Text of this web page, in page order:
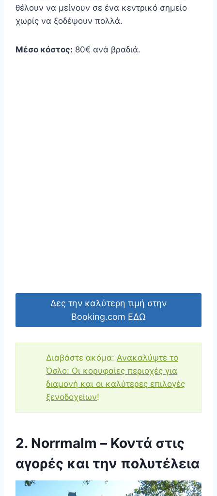
θέλουν να μείνουν σε ένα κεντρικό σημείο
χωρίς να ξοδέψουν πολλά.
Μέσο κόστος: 80€ ανά βραδιά.
Δες την καλύτερη τιμή στην
Booking.com ΕΔΩ
Διαβάστε ακόμα: Ανακαλύψτε το
Όσλο: Οι κορυφαίες περιοχές για
διαμονή και οι καλύτερες επιλογές
ξενοδοχείων!
2. Norrmalm – Κοντά στις
αγορές και την πολυτέλεια